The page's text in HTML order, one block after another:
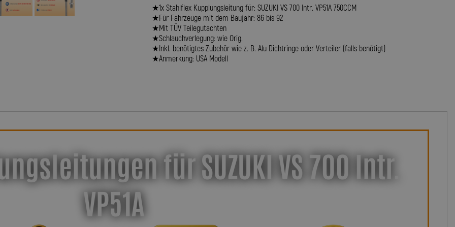
★1x Stahlflex Kupplungsleitung für: SUZUKI VS 700 Intr. VP51A 750CCM
★Für Fahrzeuge mit dem Baujahr: 86 bis 92
★Mit TÜV Teilegutachten
★Schlauchverlegung: wie Orig.
★Inkl. benötigtes Zubehör wie z. B. Alu Dichtringe oder Verteiler (falls benötigt)
★Anmerkung: USA Modell
für SUZUKI VS 700 Intr.
VP51A